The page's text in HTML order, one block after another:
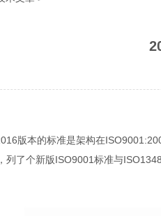
版本的标准是架构在
列了个新版ISO9001标准与